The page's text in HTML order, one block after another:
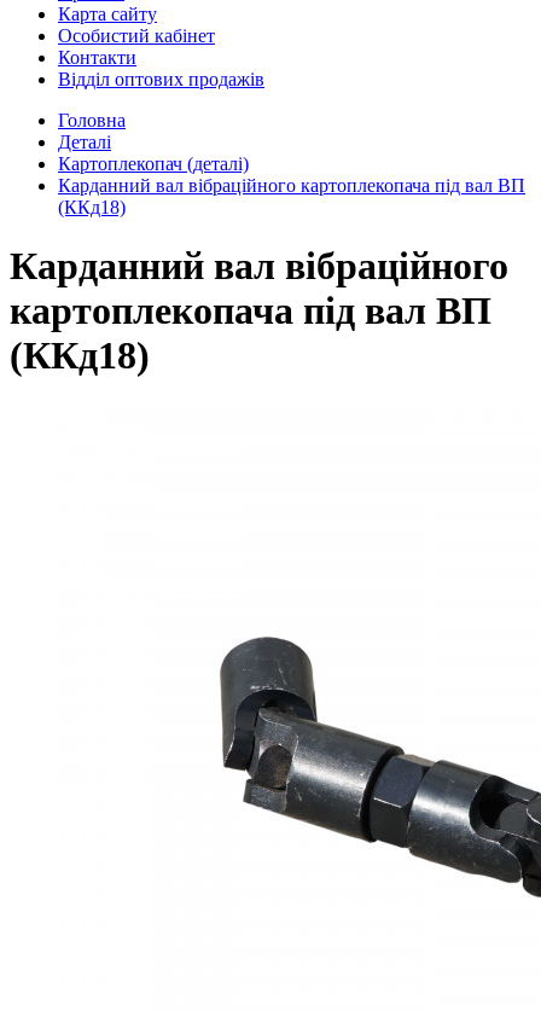
Карта сайту
Особистий кабінет
Контакти
Відділ оптових продажів
Головна
Деталі
Картоплекопач (деталі)
Карданний вал вібраційного картоплекопача під вал ВП
(ККд18)
Карданний вал вібраційного
картоплекопача під вал ВП
(ККд18)